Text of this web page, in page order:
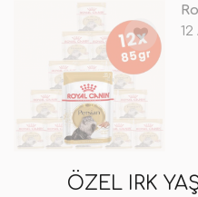
ÖZEL IRK